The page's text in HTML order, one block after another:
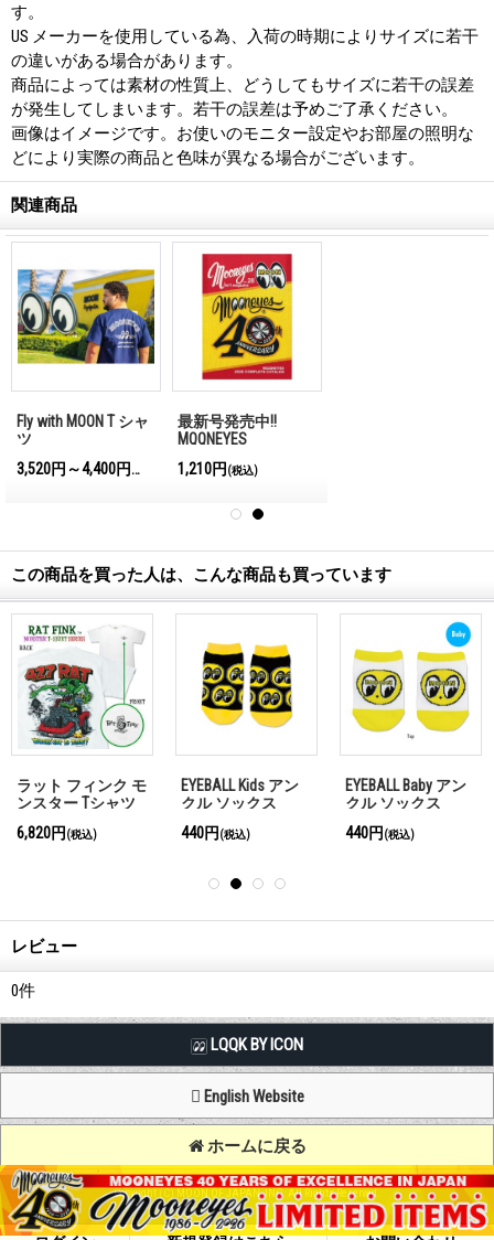
す。
US メーカーを使用している為、入荷の時期によりサイズに若干
の違いがある場合があります。
商品によっては素材の性質上、どうしてもサイズに若干の誤差
が発生してしまいます。若干の誤差は予めご了承ください。
画像はイメージです。お使いのモニター設定やお部屋の照明な
どにより実際の商品と色味が異なる場合がございます。
関連商品
Fly with MOON T シャ
ツ
3,520円～4,400円
(税込)
最新号発売中!!
MQQNEYES
Magazine No.28 2026
1,210円 (税込)
この商品を買った人は、こんな商品も買っています
ラット フィンク モ
ンスター Tシャツ
6,820円 (税込)
EYEBALL Kids アン
クル ソックス
440円 (税込)
EYEBALL Baby アン
クル ソックス
440円 (税込)
レビュー
0件
LQQK BY ICON
English Website
ホームに戻る
Copyright (C) MOON OF JAPAN, INC. All Rights Reserved.